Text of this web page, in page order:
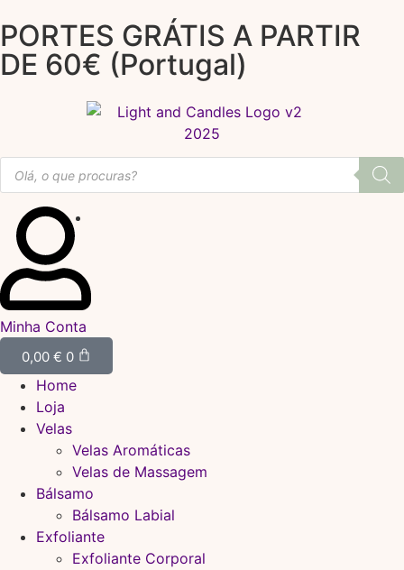
PORTES GRÁTIS A PARTIR
DE 60€ (Portugal)
Minha Conta
0,00 € 0
Home
Loja
Velas
Velas Aromáticas
Velas de Massagem
Bálsamo
Bálsamo Labial
Exfoliante
Exfoliante Corporal